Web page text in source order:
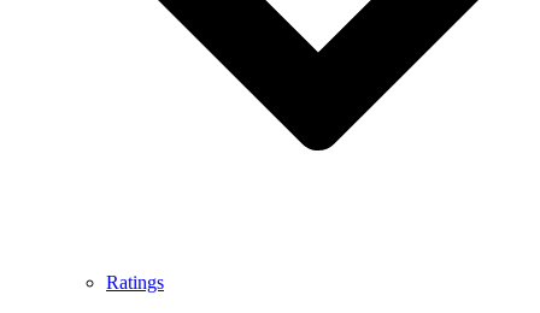
Ratings